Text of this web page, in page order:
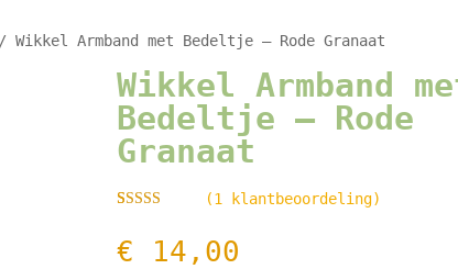
Wikkel Armband met Bedeltje – Rode Granaat
Wikkel Armband
Bedeltje – Rode
Granaat
erd
4.00
op 5
(1 klantbeoordeling)
€ 14,00